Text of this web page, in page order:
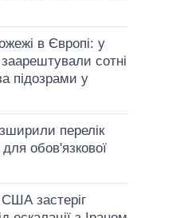
в Європі: у
заарештували сотні
підозрами у
перелік
обов'язкової
застеріг